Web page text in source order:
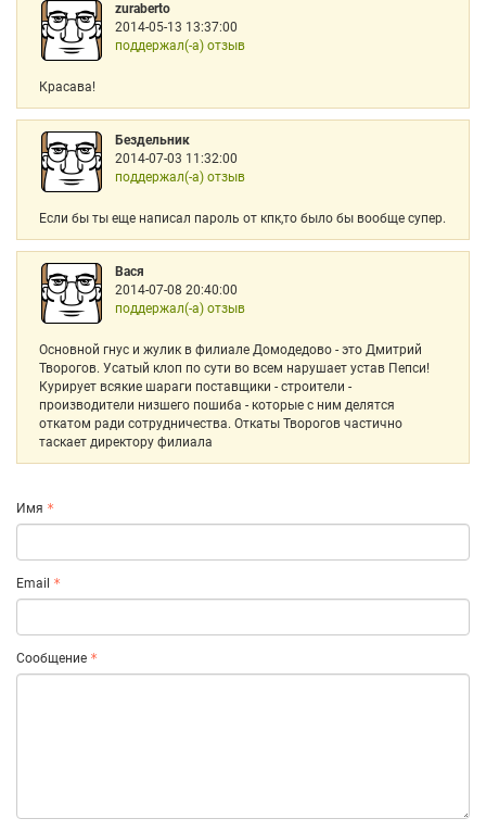
zuraberto
2014-05-13 13:37:00
поддержал(-а) отзыв
Красава!
Бездельник
2014-07-03 11:32:00
поддержал(-а) отзыв
Если бы ты еще написал пароль от кпк,то было бы вообще супер.
Вася
2014-07-08 20:40:00
поддержал(-а) отзыв
Основной гнус и жулик в филиале Домодедово - это Дмитрий
Творогов. Усатый клоп по сути во всем нарушает устав Пепси!
Курирует всякие шараги поставщики - строители -
производители низшего пошиба - которые с ним делятся
откатом ради сотрудничества. Откаты Творогов частично
таскает директору филиала
Имя
Email
Сообщение